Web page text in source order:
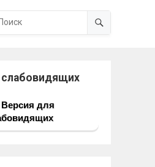
слабовидящих
для